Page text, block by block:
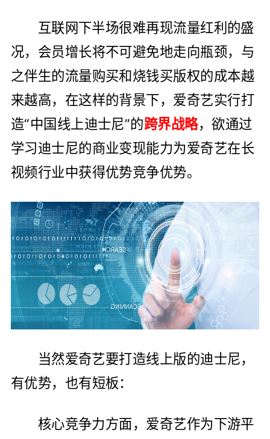
互联网下半场很难再现流量红利的盛
况，会员增长将不可避免地走向瓶颈，与
之伴生的流量购买和烧钱买版权的成本越
来越高，在这样的背景下，爱奇艺实行打
造“中国线上迪士尼”的跨界战略，欲通过
学习迪士尼的商业变现能力为爱奇艺在长
视频行业中获得优势竞争优势。
当然爱奇艺要打造线上版的迪士尼，
有优势，也有短板：
核心竞争力方面，爱奇艺作为下游平